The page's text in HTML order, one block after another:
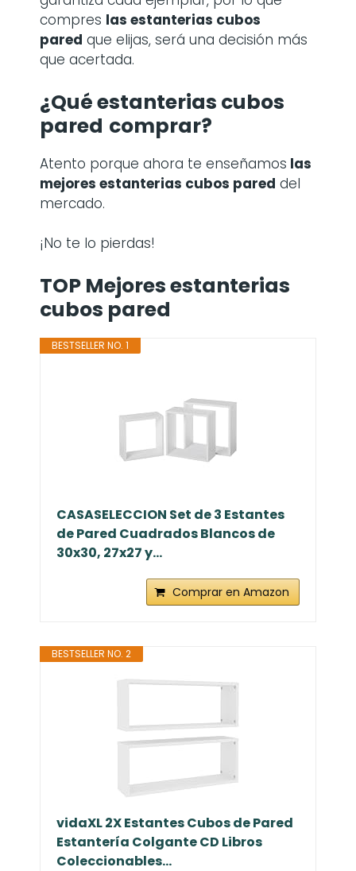
compres las estanterias cubos
pared que elijas, será una decisión más
que acertada.
¿Qué estanterias cubos
pared comprar?
Atento porque ahora te enseñamos las
mejores estanterias cubos pared del
mercado.
¡No te lo pierdas!
TOP Mejores estanterias
cubos pared
BESTSELLER NO. 1
CASASELECCION Set de 3 Estantes
de Pared Cuadrados Blancos de
30x30, 27x27 y...
Comprar en Amazon
BESTSELLER NO. 2
vidaXL 2X Estantes Cubos de Pared
Estantería Colgante CD Libros
Coleccionables...